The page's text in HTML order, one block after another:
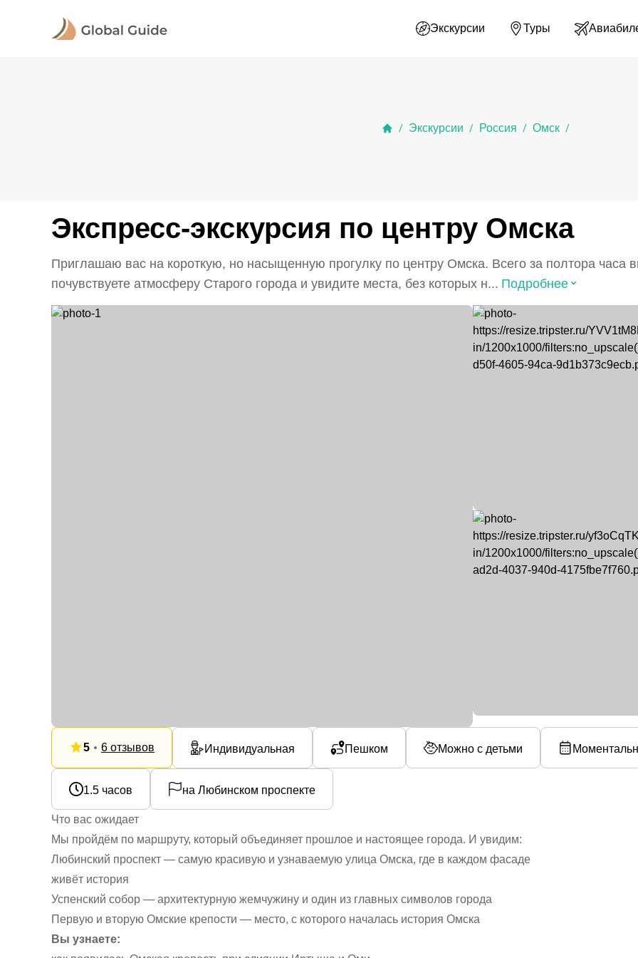
Экскурсии Туры
/ Экскурсии / Россия / Омск /
Экспресс-экскурсия по центру Омска
Приглашаю вас на короткую, но насыщенную прогулку по центру Омска. Всего за полтора часа
почувствуете атмосферу Старого города и увидите места, без которых н... Подробнее⌃
5 6 отзывов Индивидуальная Пешком Можно с детьми
1.5 часов на Любинском проспекте
Что вас ожидает
Мы пройдём по маршруту, который объединяет прошлое и настоящее города. И увидим:
Любинский проспект — самую красивую и узнаваемую улица Омска, где в каждом фасаде
живёт история
Успенский собор — архитектурную жемчужину и один из главных символов города
Первую и вторую Омские крепости — место, с которого началась история Омска
Вы узнаете: